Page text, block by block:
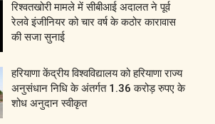
रिश्वतखोरी मामले में सीबीआई अदालत ने पूर्व
रेलवे इंजीनियर को चार वर्ष के कठोर कारावास
की सजा सुनाई
हरियाणा केंद्रीय विश्वविद्यालय को हरियाणा राज्य
अनुसंधान निधि के अंतर्गत 1.36 करोड़ रुपए के
शोध अनुदान स्वीकृत